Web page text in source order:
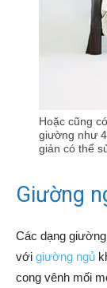
Hoặc cũng
giường như
giản có thể
Giường
Các dạng
với giường ngủ
cong vênh mối